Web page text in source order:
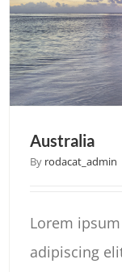
Australia
By rodacat_admin
Lorem
adipiscing